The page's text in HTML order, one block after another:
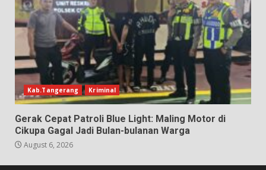
Kab.Tangerang Kriminal
Gerak Cepat Patroli Blue Light: Maling Motor di
Cikupa Gagal Jadi Bulan-bulanan Warga
August 6, 2026